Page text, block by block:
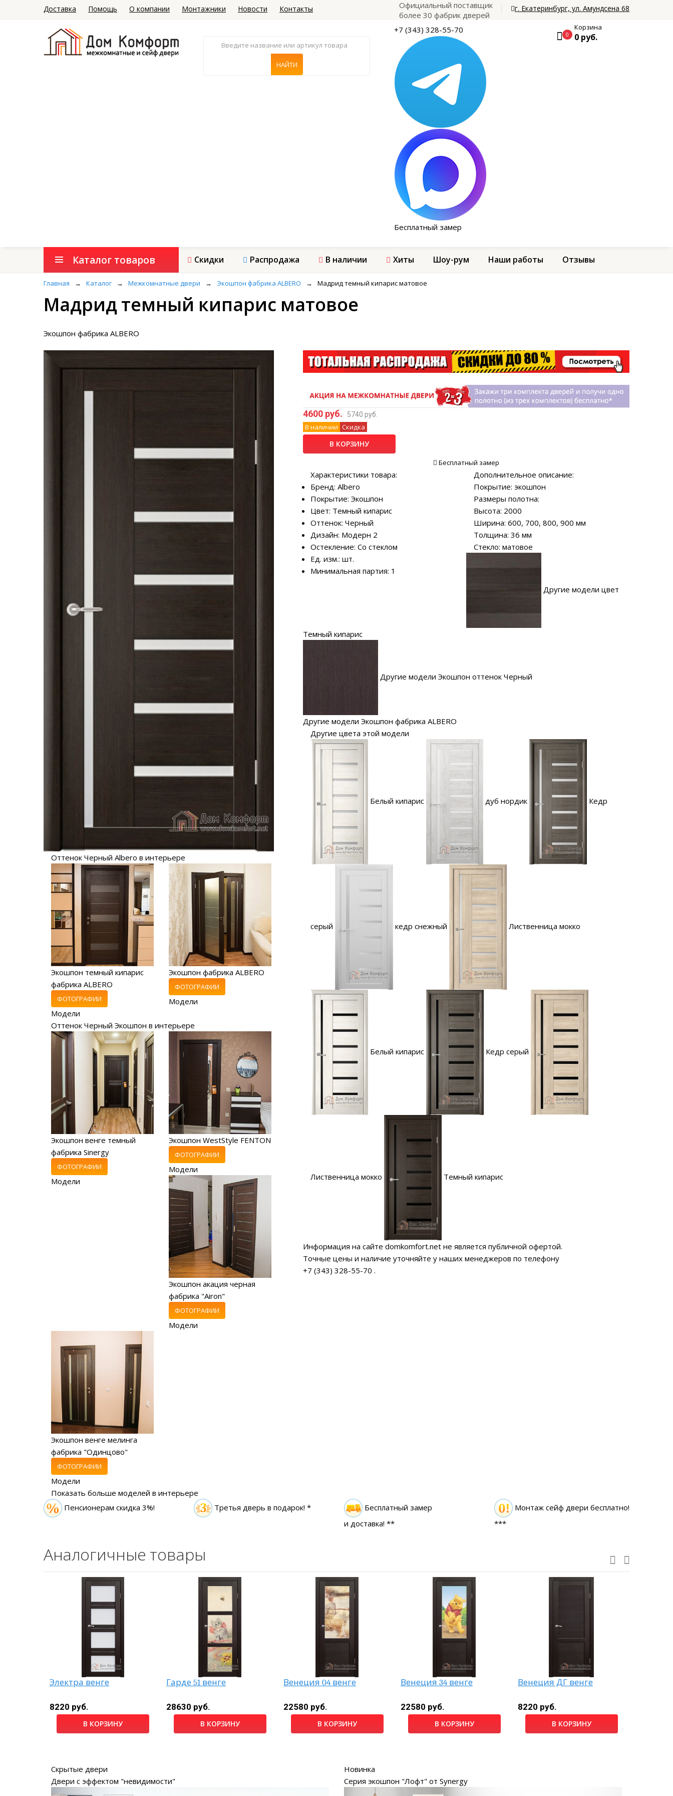
Доставка Помощь О компании Монтажники Новости Контакты
Официальный поставщик
более 30 фабрик дверей
г. Екатеринбург, ул. Амундсена 68
+7 (343) 328-55-70
Бесплатный замер
0
Корзина
0 руб.
Каталог товаров Скидки Распродажа В наличии Хиты Шоу-рум Наши работы Отзывы
Главная → Каталог → Межкомнатные двери → Экошпон фабрика ALBERO → Мадрид темный кипарис матовое
Мадрид темный кипарис матовое
Экошпон фабрика ALBERO
Оттенок Черный Albero в интерьере
Экошпон темный кипарис
фабрика ALBERO
ФОТОГРАФИИ
Модели
Экошпон фабрика ALBERO
ФОТОГРАФИИ
Модели
Оттенок Черный Экошпон в интерьере
Экошпон венге темный
фабрика Sinergy
ФОТОГРАФИИ
Модели
Экошпон WestStyle FENTON
ФОТОГРАФИИ
Модели
Экошпон акация черная
фабрика "Airon"
ФОТОГРАФИИ
Модели
Экошпон венге мелинга
фабрика "Одинцово"
ФОТОГРАФИИ
Модели
Показать больше моделей в интерьере
4600 руб. 5740 руб.
В наличии Скидка
В КОРЗИНУ
Бесплатный замер
Характеристики товара:
Бренд: Albero
Покрытие: Экошпон
Цвет: Темный кипарис
Оттенок: Черный
Дизайн: Модерн 2
Остекление: Со стеклом
Ед. изм.: шт.
Минимальная партия: 1
Дополнительное описание:
Покрытие: экошпон
Размеры полотна:
Высота: 2000
Ширина: 600, 700, 800, 900 мм
Толщина: 36 мм
Стекло: матовое
Другие модели цвет
Темный кипарис
Другие модели Экошпон оттенок Черный
Другие модели Экошпон фабрика ALBERO
Другие цвета этой модели
Белый кипарис дуб нордик Кедр
серый кедр снежный Лиственница мокко
Белый кипарис Кедр серый
Лиственница мокко Темный кипарис
Информация на сайте domkomfort.net не является публичной офертой.
Точные цены и наличие уточняйте у наших менеджеров по телефону
+7 (343) 328-55-70 .
Пенсионерам скидка 3%! Третья дверь в подарок! *
Бесплатный замер
и доставка! **
Монтаж сейф двери бесплатно!
***
Аналогичные товары
Электра венге
8220 руб.
В КОРЗИНУ
Гарде 51 венге
28630 руб.
В КОРЗИНУ
Венеция 04 венге
22580 руб.
В КОРЗИНУ
Венеция 34 венге
22580 руб.
В КОРЗИНУ
Венеция ДГ венге
8220 руб.
В КОРЗИНУ
Скрытые двери
Двери с эффектом "невидимости"
Новинка
Серия экошпон "Лофт" от Synergy